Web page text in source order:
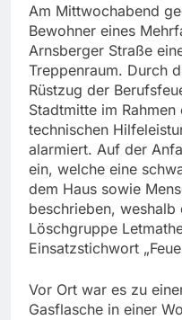
Am Mittwochabend
Bewohner eines
Arnsberger Straße
Treppenraum. Durch
Rüstzug der
Stadtmitte im
technischen
alarmiert. Auf der
ein, welche eine
dem Haus sowie
beschrieben,
Löschgruppe
Einsatzstichwort
Vor Ort war es zu
Gasflasche in einer